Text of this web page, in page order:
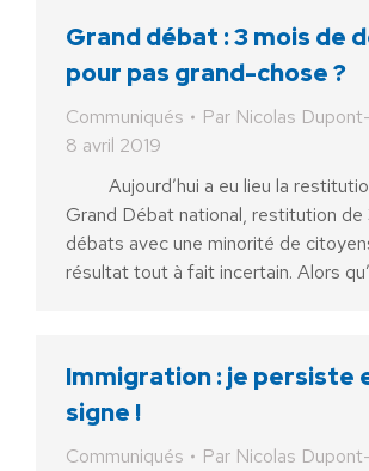
Grand débat : 3 mois de
pour pas grand-chose ?
Communiqués Par Nicolas
8 avril 2019
Aujourd’hui a eu lieu la
Grand Débat national, restitution de
débats avec une minorité de
résultat tout à fait incertain. Alors
Immigration : je persiste
signe !
Communiqués Par Nicolas